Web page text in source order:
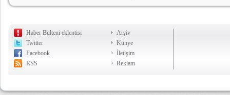
Haber Bülteni eklentisi
Twitter
Facebook
RSS
Arşiv
Künye
İletişim
Reklam